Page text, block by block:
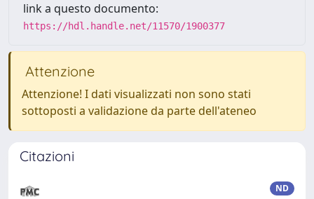
link a questo documento:
https://hdl.handle.net/11570/1900377
Attenzione
Attenzione! I dati visualizzati non sono stati
sottoposti a validazione da parte dell'ateneo
Citazioni
ND